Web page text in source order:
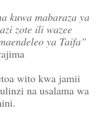
kuwa mabaraza ya
zote ili wazee
ya Taifa”
wito kwa jamii
na usalama wa